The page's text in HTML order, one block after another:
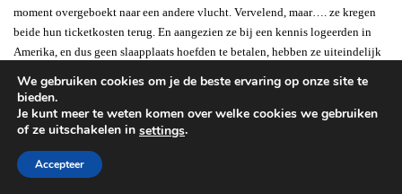
moment overgeboekt naar een andere vlucht. Vervelend, maar…. ze kregen
beide hun ticketkosten terug. En aangezien ze bij een kennis logeerden in
Amerika, en dus geen slaapplaats hoefden te betalen, hebben ze uiteindelijk
ik ook!
BEANTWOORDEN
MICHELLE
We gebruiken cookies om je de beste ervaring op onze site te
bieden.
Je kunt meer te weten komen over welke cookies we gebruiken
of ze uitschakelen in settings.
Accepteer